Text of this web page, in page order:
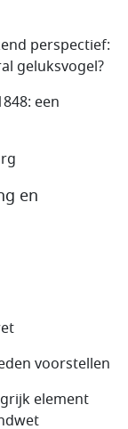
perspectief:
geluksvogel?
een
en
voorstellen
element